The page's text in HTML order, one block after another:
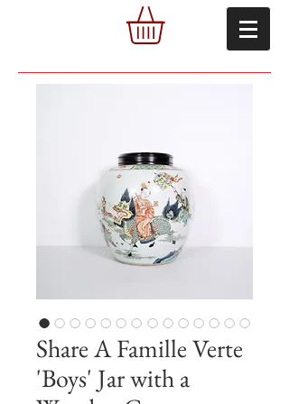
Share A Famille Verte
'Boys' Jar with a